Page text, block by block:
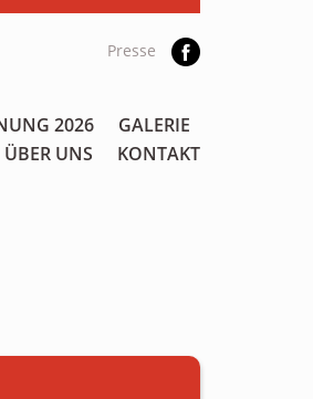
Presse
2026
GALERIE
ÜBER UNS
KONTAKT